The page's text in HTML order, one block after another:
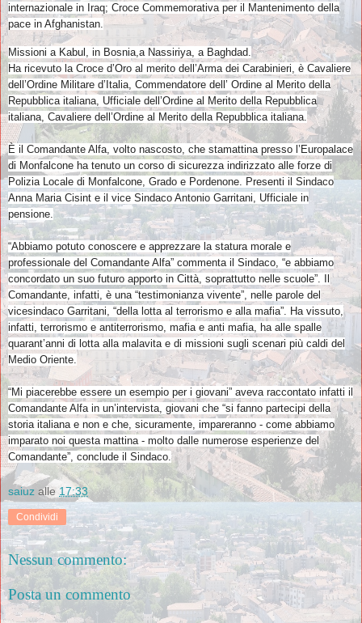
internazionale in Iraq; Croce Commemorativa per il Mantenimento della
pace in Afghanistan.
Missioni a Kabul, in Bosnia,a Nassiriya, a Baghdad.
Ha ricevuto la Croce d’Oro al merito dell’Arma dei Carabinieri, è Cavaliere
dell’Ordine Militare d’Italia, Commendatore dell’ Ordine al Merito della
Repubblica italiana, Ufficiale dell’Ordine al Merito della Repubblica
italiana, Cavaliere dell’Ordine al Merito della Repubblica italiana.
È il Comandante Alfa, volto nascosto, che stamattina presso l’Europalace
di Monfalcone ha tenuto un corso di sicurezza indirizzato alle forze di
Polizia Locale di Monfalcone, Grado e Pordenone. Presenti il Sindaco
Anna Maria Cisint e il vice Sindaco Antonio Garritani, Ufficiale in
pensione.
“Abbiamo potuto conoscere e apprezzare la statura morale e
professionale del Comandante Alfa” commenta il Sindaco, “e abbiamo
concordato un suo futuro apporto in Città, soprattutto nelle scuole”. Il
Comandante, infatti, è una “testimonianza vivente”, nelle parole del
vicesindaco Garritani, “della lotta al terrorismo e alla mafia”. Ha vissuto,
infatti, terrorismo e antiterrorismo, mafia e anti mafia, ha alle spalle
quarant’anni di lotta alla malavita e di missioni sugli scenari più caldi del
Medio Oriente.
“Mi piacerebbe essere un esempio per i giovani” aveva raccontato infatti il
Comandante Alfa in un’intervista, giovani che “si fanno partecipi della
storia italiana e non e che, sicuramente, impareranno - come abbiamo
imparato noi questa mattina - molto dalle numerose esperienze del
Comandante”, conclude il Sindaco.
saiuz alle17:33
Condividi
Nessun commento:
Posta un commento